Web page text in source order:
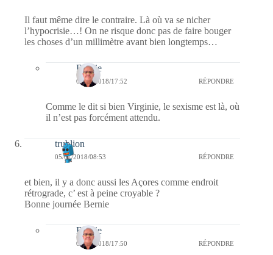
Il faut même dire le contraire. Là où va se nicher
l’hypocrisie…! On ne risque donc pas de faire bouger
les choses d’un millimètre avant bien longtemps…
Bernie
05/07/2018/17:52 RÉPONDRE
Comme le dit si bien Virginie, le sexisme est là, où
il n’est pas forcément attendu.
trublion
05/07/2018/08:53 RÉPONDRE
et bien, il y a donc aussi les Açores comme endroit
rétrograde, c’ est à peine croyable ?
Bonne journée Bernie
Bernie
05/07/2018/17:50 RÉPONDRE